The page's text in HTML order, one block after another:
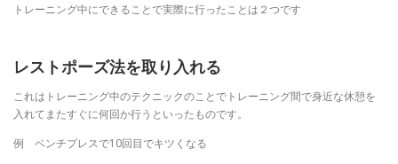
トレーニング中にできることで実際に行ったことは２つです
レストポーズ法を取り入れる
これはトレーニング中のテクニックのことでトレーニング間で身近な休憩を
入れてまたすぐに何回か行うといったものです。
例 ベンチプレスで10回目でキツくなる